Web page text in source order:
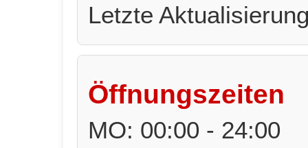
Letzte
Öffnungszeiten
MO: 00:00 - 24:00